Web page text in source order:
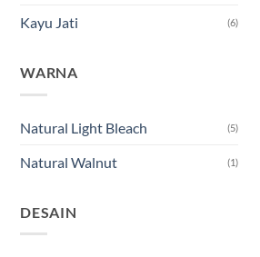
Kayu Jati (6)
WARNA
Natural Light Bleach (5)
Natural Walnut (1)
DESAIN